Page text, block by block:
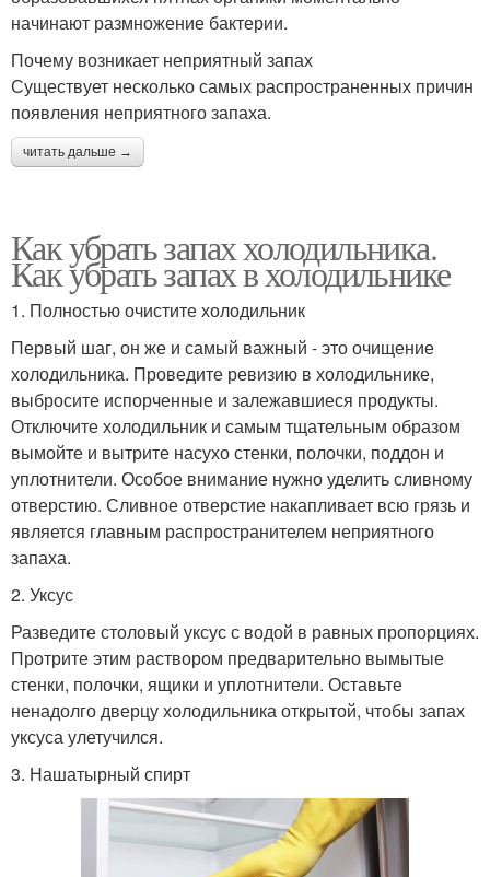
начинают размножение бактерии.
Почему возникает неприятный запах
Существует несколько самых распространенных причин
появления неприятного запаха.
читать дальше →
Как убрать запах холодильника.
Как убрать запах в холодильнике
1. Полностью очистите холодильник
Первый шаг, он же и самый важный - это очищение
холодильника. Проведите ревизию в холодильнике,
выбросите испорченные и залежавшиеся продукты.
Отключите холодильник и самым тщательным образом
вымойте и вытрите насухо стенки, полочки, поддон и
уплотнители. Особое внимание нужно уделить сливному
отверстию. Сливное отверстие накапливает всю грязь и
является главным распространителем неприятного
запаха.
2. Уксус
Разведите столовый уксус с водой в равных пропорциях.
Протрите этим раствором предварительно вымытые
стенки, полочки, ящики и уплотнители. Оставьте
ненадолго дверцу холодильника открытой, чтобы запах
уксуса улетучился.
3. Нашатырный спирт